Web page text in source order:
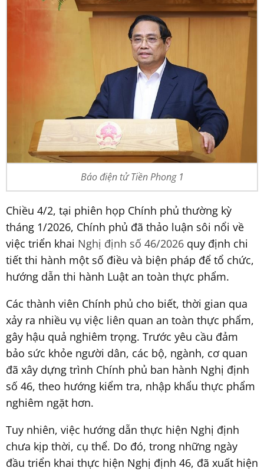
Báo điện tử Tiền Phong 1
Chiều 4/2, tại phiên họp Chính phủ thường kỳ
tháng 1/2026, Chính phủ đã thảo luận sôi nổi về
việc triển khai Nghị định số 46/2026 quy định chi
tiết thi hành một số điều và biện pháp để tổ chức,
hướng dẫn thi hành Luật an toàn thực phẩm.
Các thành viên Chính phủ cho biết, thời gian qua
xảy ra nhiều vụ việc liên quan an toàn thực phẩm,
gây hậu quả nghiêm trọng. Trước yêu cầu đảm
bảo sức khỏe người dân, các bộ, ngành, cơ quan
đã xây dựng trình Chính phủ ban hành Nghị định
số 46, theo hướng kiểm tra, nhập khẩu thực phẩm
nghiêm ngặt hơn.
Tuy nhiên, việc hướng dẫn thực hiện Nghị định
chưa kịp thời, cụ thể. Do đó, trong những ngày
đầu triển khai thực hiện Nghị định 46, đã xuất hiện